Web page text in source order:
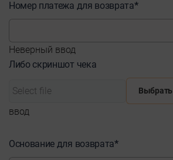
Номер платежа для возврата*
Неверный ввод
Либо скриншот чека
Выбрать
ввод
Основание для возврата*